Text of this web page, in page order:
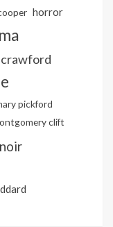
horror
pickford
clift
noir